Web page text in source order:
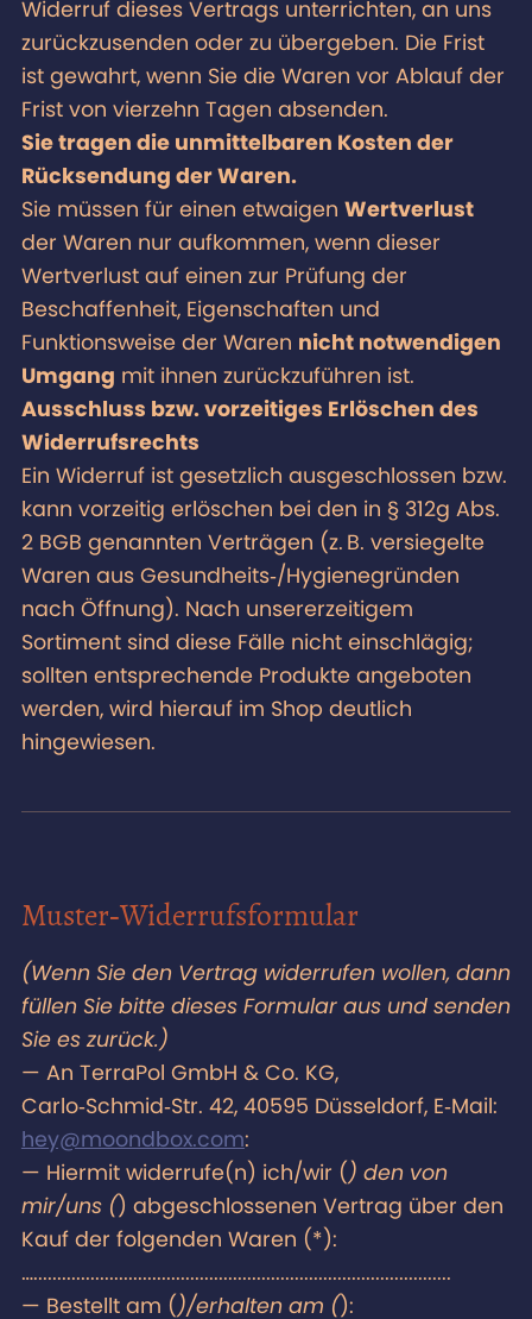
Widerruf dieses Vertrags unterrichten, an uns
zurückzusenden oder zu übergeben. Die Frist
ist gewahrt, wenn Sie die Waren vor Ablauf der
Frist von vierzehn Tagen absenden.
Sie tragen die unmittelbaren Kosten der
Rücksendung der Waren.
Sie müssen für einen etwaigen Wertverlust
der Waren nur aufkommen, wenn dieser
Wertverlust auf einen zur Prüfung der
Beschaffenheit, Eigenschaften und
Funktionsweise der Waren nicht notwendigen
Umgang mit ihnen zurückzuführen ist.
Ausschluss bzw. vorzeitiges Erlöschen des
Widerrufsrechts
Ein Widerruf ist gesetzlich ausgeschlossen bzw.
kann vorzeitig erlöschen bei den in § 312g Abs.
2 BGB genannten Verträgen (z. B. versiegelte
Waren aus Gesundheits‑/Hygienegründen
nach Öffnung). Nach unsererzeitigem
Sortiment sind diese Fälle nicht einschlägig;
sollten entsprechende Produkte angeboten
werden, wird hierauf im Shop deutlich
hingewiesen.
Muster‑Widerrufsformular
(Wenn Sie den Vertrag widerrufen wollen, dann
füllen Sie bitte dieses Formular aus und senden
Sie es zurück.)
— An TerraPol GmbH & Co. KG,
Carlo‑Schmid‑Str. 42, 40595 Düsseldorf, E‑Mail:
hey@moondbox.com:
— Hiermit widerrufe(n) ich/wir () den von
mir/uns () abgeschlossenen Vertrag über den
Kauf der folgenden Waren (*):
…........................................................................................
— Bestellt am ()/erhalten am ():